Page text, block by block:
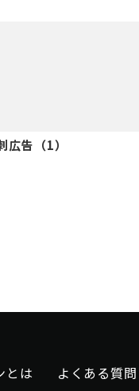
広告（1）
とは よくある質問